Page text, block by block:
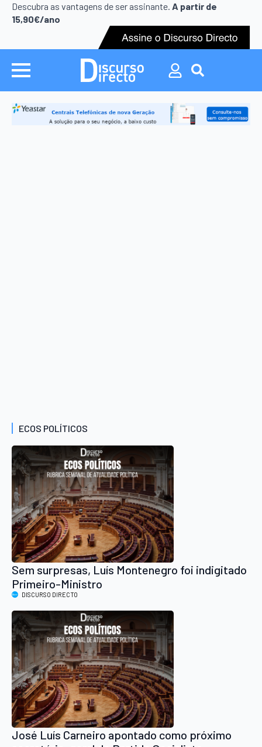
Descubra as vantagens de ser assinante. A partir de
15,90€/ano
Search
for:
Search
ECOS POLÍTICOS
Sem surpresas, Luís Montenegro foi indigitado
Primeiro-Ministro
DISCURSO DIRECTO
José Luís Carneiro apontado como próximo